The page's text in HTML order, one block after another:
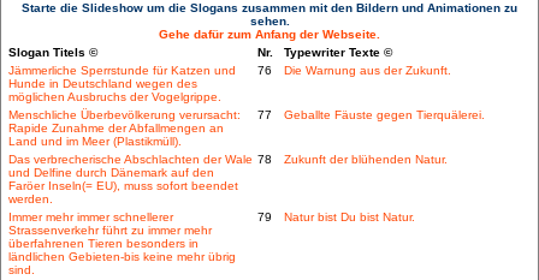
Starte die Slideshow um die Slogans zusammen mit den Bildern und Animationen zu
sehen.
Gehe dafür zum Anfang der Webseite.
Slogan Titels ©
Nr.
Typewriter Texte ©
Jämmerliche Sperrstunde für Katzen und
Hunde in Deutschland wegen des
möglichen Ausbruchs der Vogelgrippe.
76 Die Warnung aus der Zukunft.
Menschliche Überbevölkerung verursacht:
Rapide Zunahme der Abfallmengen an
Land und im Meer (Plastikmüll).
77 Geballte Fäuste gegen Tierquälerei.
Das verbrecherische Abschlachten der Wale
und Delfine durch Dänemark auf den
Faröer Inseln(= EU), muss sofort beendet
werden.
78 Zukunft der blühenden Natur.
Immer mehr immer schnellerer
Strassenverkehr führt zu immer mehr
überfahrenen Tieren besonders in
ländlichen Gebieten-bis keine mehr übrig
sind.
79 Natur bist Du bist Natur.